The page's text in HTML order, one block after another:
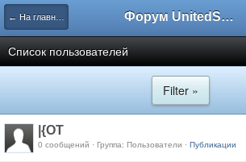
← На главную Форум UnitedSouth
Список пользователей
Filter »
|{OT
0 сообщений · Группа: Пользователи · Публикации